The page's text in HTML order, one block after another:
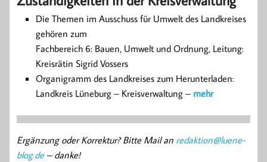
Die Themen im Ausschuss für Umwelt des Landkreises
gehören zum
Fachbereich 6: Bauen, Umwelt und Ordnung, Leitung:
Kreisrätin Sigrid Vossers
Organigramm des Landkreises zum Herunterladen:
Landkreis Lüneburg – Kreisverwaltung – mehr
Ergänzung oder Korrektur? Bitte Mail an redaktion@luene-
blog.de– danke!